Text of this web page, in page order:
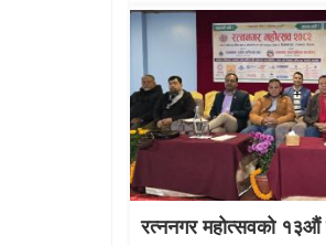
रत्ननगर महोत्सवको १३औं